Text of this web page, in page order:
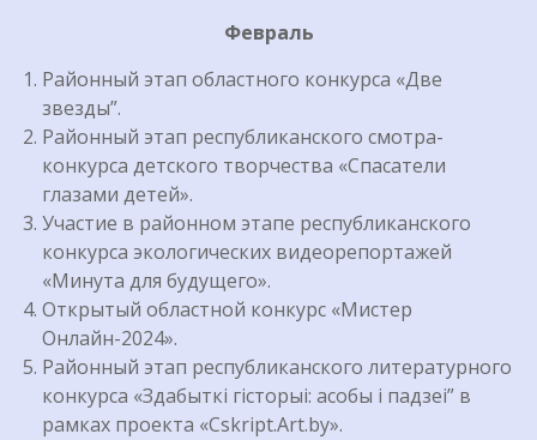
Февраль
Районный этап областного конкурса «Две
звезды”.
Районный этап республиканского смотра-
конкурса детского творчества «Спасатели
глазами детей».
Участие в районном этапе республиканского
конкурса экологических видеорепортажей
«Минута для будущего».
Открытый областной конкурс «Мистер
Онлайн-2024».
Районный этап республиканского литературного
конкурса «Здабыткі гісторыі: асобы і падзеі” в
рамках проекта «Cskript.Art.by».